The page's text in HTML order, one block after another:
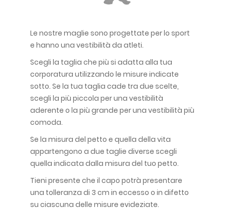
Le nostre maglie sono progettate per lo sport
e hanno una vestibilità da atleti.
Scegli la taglia che più si adatta alla tua
corporatura utilizzando le misure indicate
sotto. Se la tua taglia cade tra due scelte,
scegli la più piccola per una vestibilità
aderente o la più grande per una vestibilità più
comoda.
Se la misura del petto e quella della vita
appartengono a due taglie diverse scegli
quella indicata dalla misura del tuo petto.
Tieni presente che il capo potrà presentare
una tolleranza di 3 cm in eccesso o in difetto
su ciascuna delle misure evideziate.